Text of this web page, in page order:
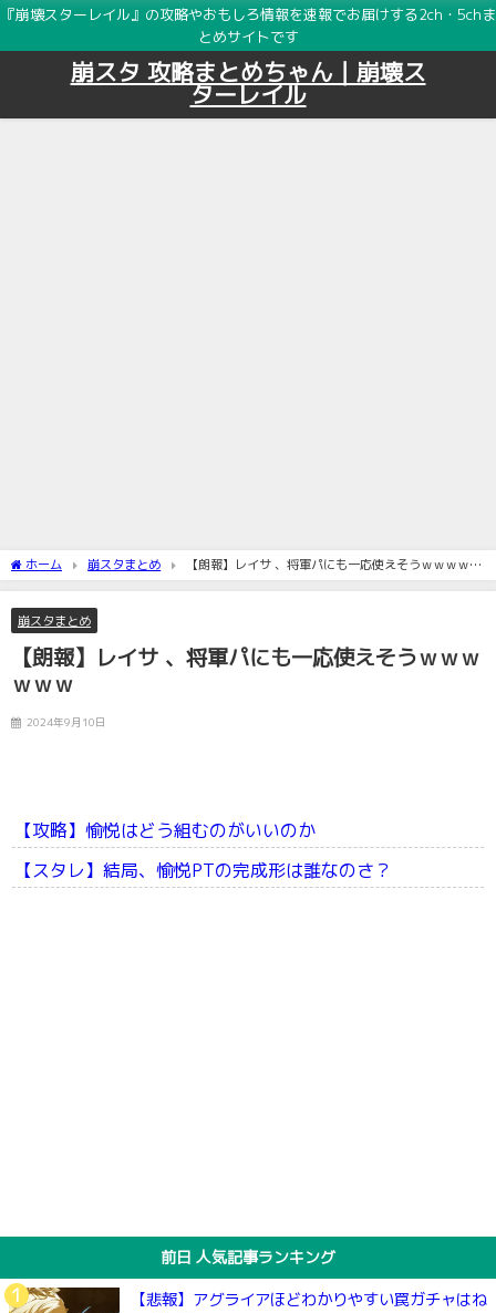
『崩壊スターレイル』の攻略やおもしろ情報を速報でお届けする2ch・5chま
とめサイトです
崩スタ 攻略まとめちゃん｜崩壊ス
ターレイル
ホーム 崩スタまとめ
【朗報】レイサ 、将軍パにも一応使えそうｗｗｗｗｗ
ｗ
崩スタまとめ
【朗報】レイサ 、将軍パにも一応使えそうｗｗｗ
ｗｗｗ
2024年9月10日
【攻略】愉悦はどう組むのがいいのか
【スタレ】結局、愉悦PTの完成形は誰なのさ？
前日 人気記事ランキング
【悲報】アグライアほどわかりやすい罠ガチャはね